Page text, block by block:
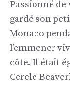
Passionné
gardé son
Monaco
l’emmener
côte. Il était
Cercle